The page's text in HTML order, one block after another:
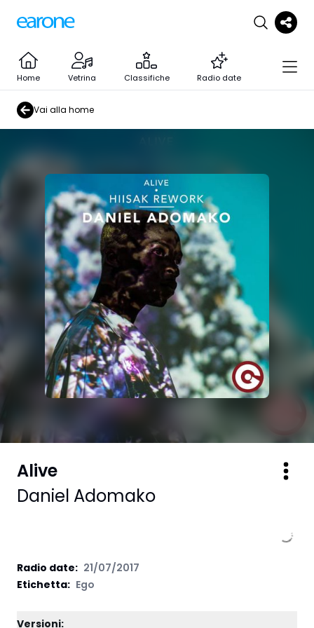
Home Vetrina Classifiche Radio date
Vai alla home
Alive
Daniel Adomako
Radio date: 21/07/2017
Etichetta: Ego
Versioni: